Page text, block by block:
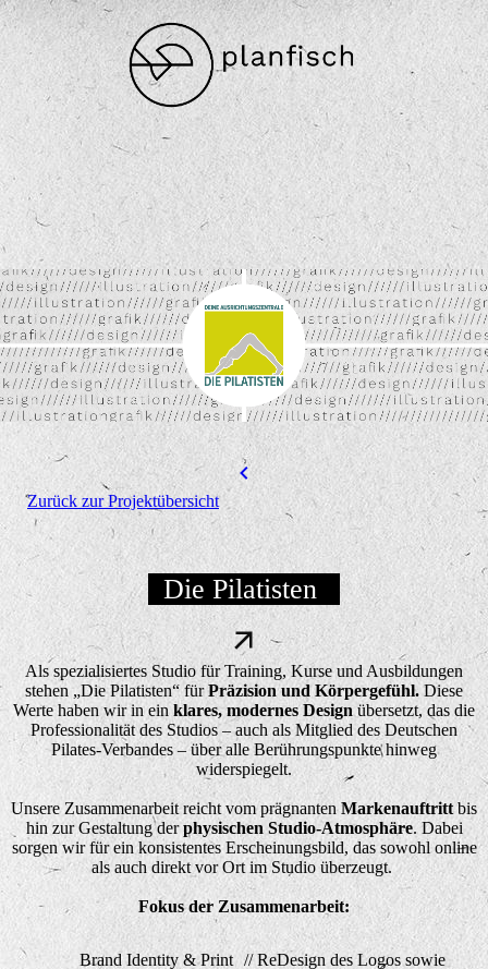
Zurück zur Projektübersicht
Die Pilatisten
Als spezialisiertes Studio für Training, Kurse und Ausbildungen
stehen „Die Pilatisten“ fürPräzision und Körpergefühl.Diese
Werte haben wir in ein klares, modernes Designübersetzt, das die
Professionalität des Studios – auch als Mitglied des Deutschen
Pilates-Verbandes – über alle Berührungspunkte hinweg
widerspiegelt.
Unsere Zusammenarbeit reicht vom prägnantenMarkenauftrittbis
hin zur Gestaltung derphysischen Studio-Atmosphäre. Dabei
sorgen wir für ein konsistentes Erscheinungsbild, das sowohl online
als auch direkt vor Ort im Studio überzeugt.
Fokus der Zusammenarbeit:
Brand Identity & Print // ReDesign des Logos sowie